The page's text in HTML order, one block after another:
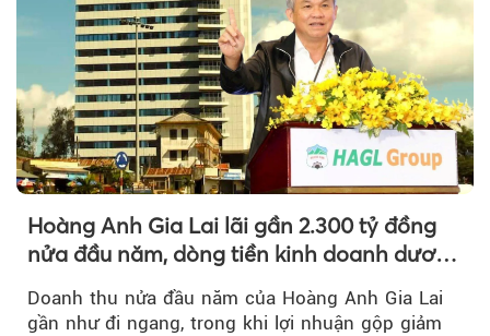
Hoàng Anh Gia Lai lãi gần 2.300 tỷ đồng
nửa đầu năm, dòng tiền kinh doanh dương
Doanh thu nửa đầu năm của Hoàng Anh Gia Lai
gần như đi ngang, trong khi lợi nhuận gộp giảm